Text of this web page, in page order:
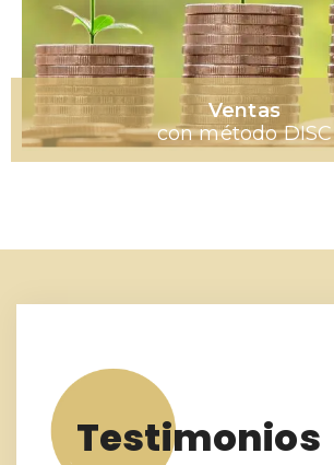
Ventas
con método DISC
Testimonios